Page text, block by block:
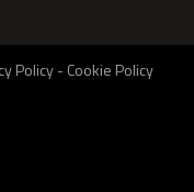
Policy-Cookie Policy